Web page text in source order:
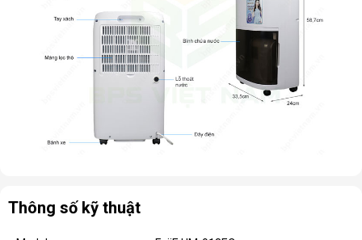
Thông số kỹ thuật